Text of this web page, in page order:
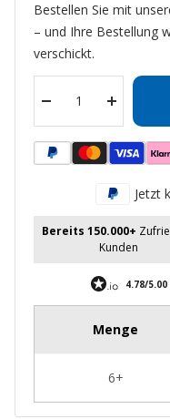
Bestellen Sie mit
– und Ihre Bestellung
verschickt.
Menge
verringern
Menge
erhöhen
Jetzt
Bereits 150.000+
Kunden
4.78/5.00